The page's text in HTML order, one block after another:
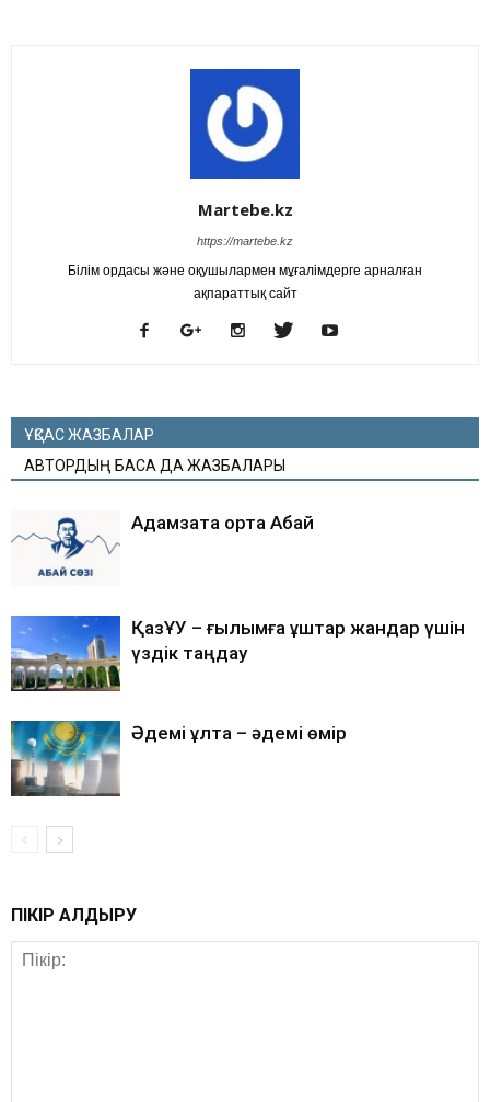
Martebe.kz
https://martebe.kz
Білім ордасы және оқушылармен мұғалімдерге арналған
ақпараттық сайт
ҰҚСАС ЖАЗБАЛАР
АВТОРДЫҢ БАСҚА ДА ЖАЗБАЛАРЫ
Адамзатқа ортақ Абай
ҚазҰУ – ғылымға құштар жандар үшін
үздік таңдау
Әдемі ұлтқа – әдемі өмір
ПІКІР ҚАЛДЫРУ